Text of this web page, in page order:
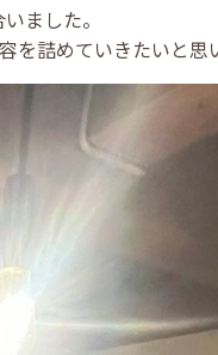
ました。
詰めていきたいと思